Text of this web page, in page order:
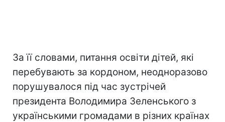
За її словами, питання освіти дітей, які
перебувають за кордоном, неодноразово
порушувалося під час зустрічей
президента Володимира Зеленського з
українськими громадами в різних країнах